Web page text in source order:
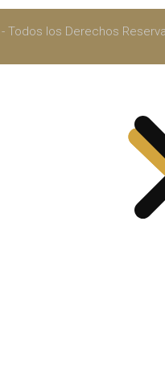
- Todos los Derechos